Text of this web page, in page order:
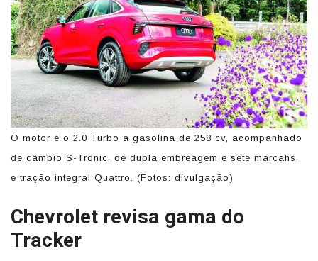
O motor é o 2.0 Turbo a gasolina de 258 cv, acompanhado
de câmbio S-Tronic, de dupla embreagem e sete marcahs,
e tração integral Quattro. (Fotos: divulgação)
Chevrolet revisa gama do
Tracker